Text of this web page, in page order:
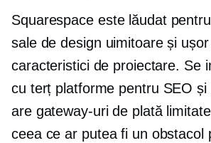
Squarespace este lăudat
sale de design uimitoare și
caracteristici de proiectare. Se
cu terț platforme pentru SEO
are gateway-uri de plată
ceea ce ar putea fi un obstacol